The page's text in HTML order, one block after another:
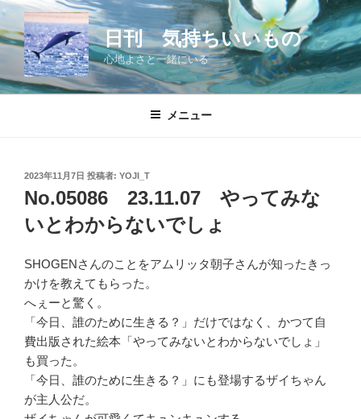
コ
ン
テ
ツ
日刊 気持ちいいもの
心地よさと一緒にいる
メニュー
投
稿
日:
2023年11月7日 投稿者: YOJI_T
No.05086 23.11.07 やってみな
いとわからないでしょ
SHOGENさんのことをアムリッタ朝子さんが知ったきっ
かけを教えてもらった。
へぇーと驚く。
「今日、誰のために生きる？」だけではなく、かつて自
費出版された絵本「やってみないとわからないでしょ」
も買った。
「今日、誰のために生きる？」にも登場するザイちゃん
が主人公だ。